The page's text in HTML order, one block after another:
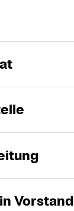
Vorstand